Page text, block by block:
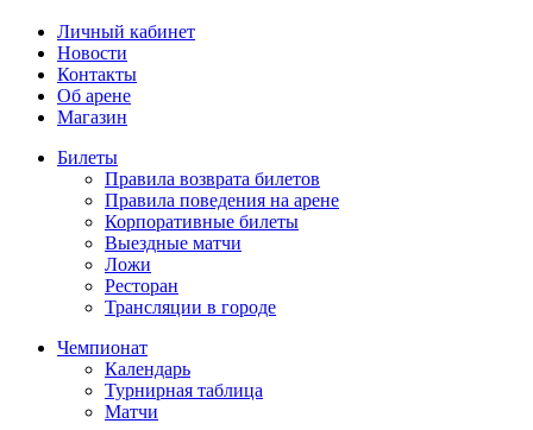
Личный кабинет
Новости
Контакты
Об арене
Магазин
Билеты
Правила возврата билетов
Правила поведения на арене
Корпоративные билеты
Выездные матчи
Ложи
Ресторан
Трансляции в городе
Чемпионат
Календарь
Турнирная таблица
Матчи